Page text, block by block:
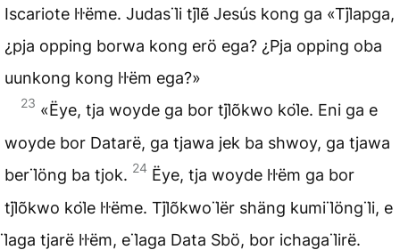
Iscariote l̇l̇ëme. Judas l̈i tjl̈ẽ Jesús kong ga «Tjl̈apga,
¿pja opping borwa kong erö ega? ¿Pja opping oba
uunkong kong l̇l̇ëm ega?»
23 «Ëye, tja woyde ga bor tjl̈õkwo kol̈e. Eni ga e
woyde bor Datarë, ga tjawa jek ba shwoy, ga tjawa
ber l̈öng ba tjok. 24 Ëye, tja woyde l̇l̇ëm ga bor
tjl̈õkwo kol̈e l̇l̇ëme. Tjl̈õkwo l̈ër shäng kumi l̈öng l̈i, e
l̈aga tjarë l̇l̇ëm, e l̈aga Data Sbö, bor ichaga l̈irë.